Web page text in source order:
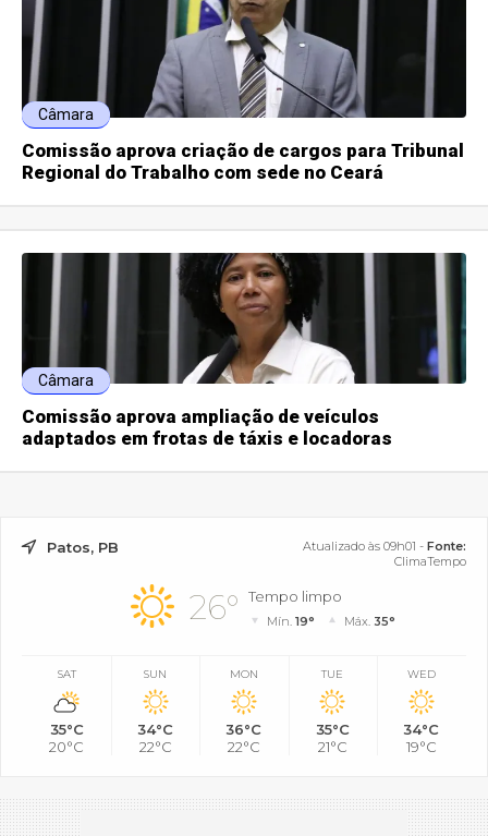
Câmara
Comissão aprova criação de cargos para Tribunal
Regional do Trabalho com sede no Ceará
Câmara
Comissão aprova ampliação de veículos
adaptados em frotas de táxis e locadoras
Patos, PB Atualizado às 09h01 - Fonte:
ClimaTempo
26° Tempo limpo
Mín.19° Máx. 35°
SAT
35°C
20°C
SUN
34°C
22°C
MON
36°C
22°C
TUE
35°C
21°C
WED
34°C
19°C